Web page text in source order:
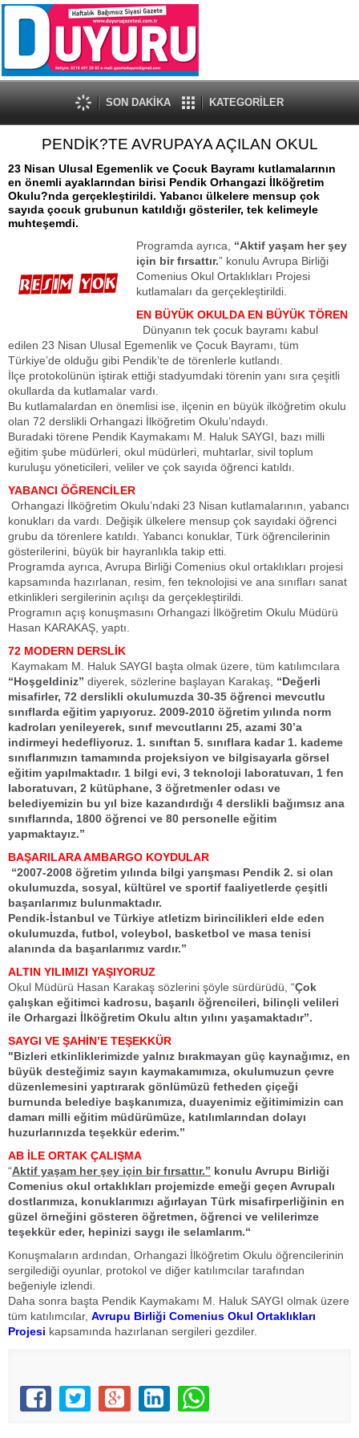
SON DAKİKA KATEGORİLER
PENDİK?TE AVRUPAYA AÇILAN OKUL
23 Nisan Ulusal Egemenlik ve Çocuk Bayramı kutlamalarının
en önemli ayaklarından birisi Pendik Orhangazi İlköğretim
Okulu?nda gerçekleştirildi. Yabancı ülkelere mensup çok
sayıda çocuk grubunun katıldığı gösteriler, tek kelimeyle
muhteşemdi.
Programda ayrıca, “Aktif yaşam her şey
için bir fırsattır.” konulu Avrupa Birliği
Comenius Okul Ortaklıkları Projesi
kutlamaları da gerçekleştirildi.
EN BÜYÜK OKULDA EN BÜYÜK TÖREN
Dünyanın tek çocuk bayramı kabul
edilen 23 Nisan Ulusal Egemenlik ve Çocuk Bayramı, tüm
Türkiye’de olduğu gibi Pendik’te de törenlerle kutlandı.
İlçe protokolünün iştirak ettiği stadyumdaki törenin yanı sıra çeşitli
okullarda da kutlamalar vardı.
Bu kutlamalardan en önemlisi ise, ilçenin en büyük ilköğretim okulu
olan 72 derslikli Orhangazi İlköğretim Okulu’ndaydı.
Buradaki törene Pendik Kaymakamı M. Haluk SAYGI, bazı milli
eğitim şube müdürleri, okul müdürleri, muhtarlar, sivil toplum
kuruluşu yöneticileri, veliler ve çok sayıda öğrenci katıldı.
YABANCI ÖĞRENCİLER
Orhangazi İlköğretim Okulu’ndaki 23 Nisan kutlamalarının, yabancı
konukları da vardı. Değişik ülkelere mensup çok sayıdaki öğrenci
grubu da törenlere katıldı. Yabancı konuklar, Türk öğrencilerinin
gösterilerini, büyük bir hayranlıkla takip etti.
Programda ayrıca, Avrupa Birliği Comenius okul ortaklıkları projesi
kapsamında hazırlanan, resim, fen teknolojisi ve ana sınıfları sanat
etkinlikleri sergilerinin açılışı da gerçekleştirildi.
Programın açış konuşmasını Orhangazi İlköğretim Okulu Müdürü
Hasan KARAKAŞ, yaptı.
72 MODERN DERSLİK
Kaymakam M. Haluk SAYGI başta olmak üzere, tüm katılımcılara
“Hoşgeldiniz” diyerek, sözlerine başlayan Karakaş, “Değerli
misafirler, 72 derslikli okulumuzda 30-35 öğrenci mevcutlu
sınıflarda eğitim yapıyoruz. 2009-2010 öğretim yılında norm
kadroları yenileyerek, sınıf mevcutlarını 25, azami 30’a
indirmeyi hedefliyoruz. 1. sınıftan 5. sınıflara kadar 1. kademe
sınıflarımızın tamamında projeksiyon ve bilgisayarla görsel
eğitim yapılmaktadır. 1 bilgi evi, 3 teknoloji laboratuvarı, 1 fen
laboratuvarı, 2 kütüphane, 3 öğretmenler odası ve
belediyemizin bu yıl bize kazandırdığı 4 derslikli bağımsız ana
sınıflarında, 1800 öğrenci ve 80 personelle eğitim
yapmaktayız.”
BAŞARILARA AMBARGO KOYDULAR
“2007-2008 öğretim yılında bilgi yarışması Pendik 2. si olan
okulumuzda, sosyal, kültürel ve sportif faaliyetlerde çeşitli
başarılarımız bulunmaktadır.
Pendik-İstanbul ve Türkiye atletizm birincilikleri elde eden
okulumuzda, futbol, voleybol, basketbol ve masa tenisi
alanında da başarılarımız vardır.”
ALTIN YILIMIZI YAŞIYORUZ
Okul Müdürü Hasan Karakaş sözlerini şöyle sürdürüdü, “Çok
çalışkan eğitimci kadrosu, başarılı öğrencileri, bilinçli velileri
ile Orhargazi İlköğretim Okulu altın yılını yaşamaktadır”.
SAYGI VE ŞAHİN’E TEŞEKKÜR
"Bizleri etkinliklerimizde yalnız bırakmayan güç kaynağımız, en
büyük desteğimiz sayın kaymakamımıza, okulumuzun çevre
düzenlemesini yaptırarak gönlümüzü fetheden çiçeği
burnunda belediye başkanımıza, duayenimiz eğitimimizin can
damarı milli eğitim müdürümüze, katılımlarından dolayı
huzurlarınızda teşekkür ederim.”
AB İLE ORTAK ÇALIŞMA
“Aktif yaşam her şey için bir fırsattır.” konulu Avrupu Birliği
Comenius okul ortaklıkları projemizde emeği geçen Avrupalı
dostlarımıza, konuklarımızı ağırlayan Türk misafirperliğinin en
güzel örneğini gösteren öğretmen, öğrenci ve velilerimze
teşekkür eder, hepinizi saygı ile selamlarım.“
Konuşmaların ardından, Orhangazi İlköğretim Okulu öğrencilerinin
sergilediği oyunlar, protokol ve diğer katılımcılar tarafından
beğeniyle izlendi.
Daha sonra başta Pendik Kaymakamı M. Haluk SAYGI olmak üzere
tüm katılımcılar, Avrupu Birliği Comenius Okul Ortaklıkları
Projesi kapsamında hazırlanan sergileri gezdiler.